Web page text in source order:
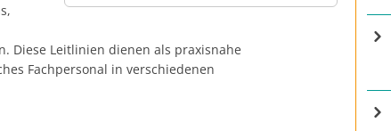
Diese Leitlinien dienen als praxisnahe
Fachpersonal in verschiedenen